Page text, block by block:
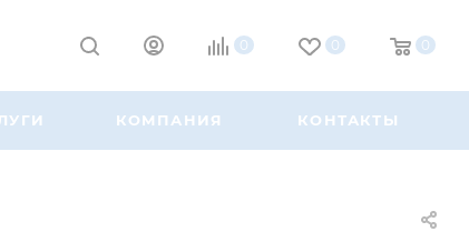
0 0 0
КОМПАНИЯ КОНТАКТЫ